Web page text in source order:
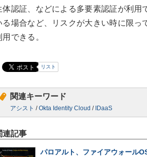
体認証、などによる多要素認証が利用
る場合など、リスクが大きい時に限っ
用できる。
リスト
関連キーワード
アシスト /Okta Identity Cloud / IDaaS
連記事
パロアルト、ファイアウォール